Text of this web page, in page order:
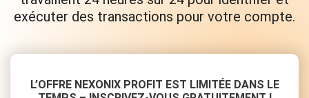
exécuter des transactions pour votre compte.
L’OFFRE NEXONIX PROFIT EST LIMITÉE DANS LE